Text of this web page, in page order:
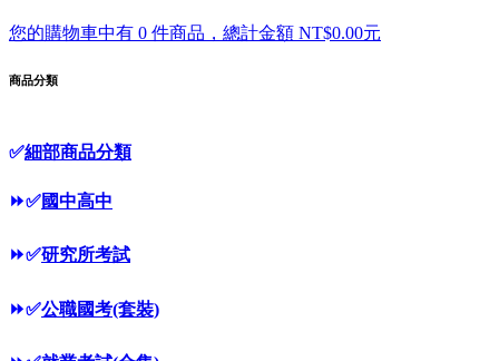
您的購物車中有 0 件商品，總計金額 NT$0.00元
商品分類
✅細部商品分類
⏩✅國中高中
⏩✅研究所考試
⏩✅公職國考(套裝)